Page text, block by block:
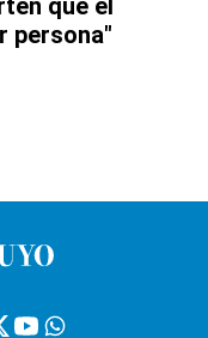
que el
persona"